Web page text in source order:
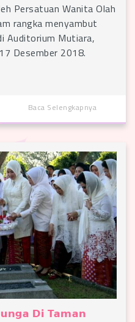
Persatuan Wanita Olah
rangka menyambut
Auditorium Mutiara,
Desember 2018.
Baca Selengkapnya
Di Taman